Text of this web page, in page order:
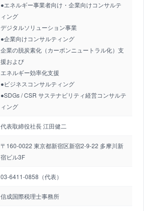
●エネルギー事業者向け・企業向けコンサルテ
ィング
デジタルソリューション事業
●企業向けコンサルティング
企業の脱炭素化（カーボンニュートラル化）支
援および
エネルギー効率化支援
●ビジネスコンサルティング
●SDGs / CSR サステナビリティ経営コンサルテ
ィング
代表取締役社長 江田健二
〒160-0022 東京都新宿区新宿2-9-22 多摩川新
宿ビル3F
03-6411-0858（代表）
信成国際税理士事務所